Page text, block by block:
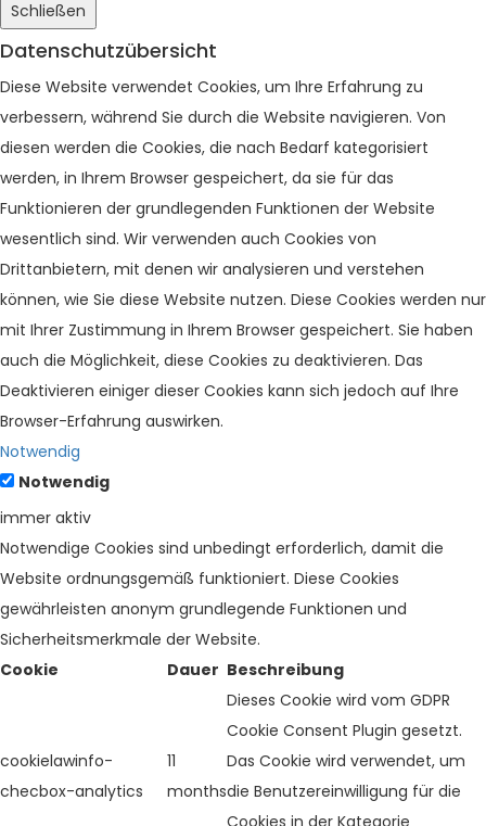
Schließen
Datenschutzübersicht
Diese Website verwendet Cookies, um Ihre Erfahrung zu
verbessern, während Sie durch die Website navigieren. Von
diesen werden die Cookies, die nach Bedarf kategorisiert
werden, in Ihrem Browser gespeichert, da sie für das
Funktionieren der grundlegenden Funktionen der Website
wesentlich sind. Wir verwenden auch Cookies von
Drittanbietern, mit denen wir analysieren und verstehen
können, wie Sie diese Website nutzen. Diese Cookies werden nur
mit Ihrer Zustimmung in Ihrem Browser gespeichert. Sie haben
auch die Möglichkeit, diese Cookies zu deaktivieren. Das
Deaktivieren einiger dieser Cookies kann sich jedoch auf Ihre
Browser-Erfahrung auswirken.
Notwendig
Notwendig
immer aktiv
Notwendige Cookies sind unbedingt erforderlich, damit die
Website ordnungsgemäß funktioniert. Diese Cookies
gewährleisten anonym grundlegende Funktionen und
Sicherheitsmerkmale der Website.
Cookie
Dauer Beschreibung
cookielawinfo-
checbox-analytics
11
months
Dieses Cookie wird vom GDPR
Cookie Consent Plugin gesetzt.
Das Cookie wird verwendet, um
die Benutzereinwilligung für die